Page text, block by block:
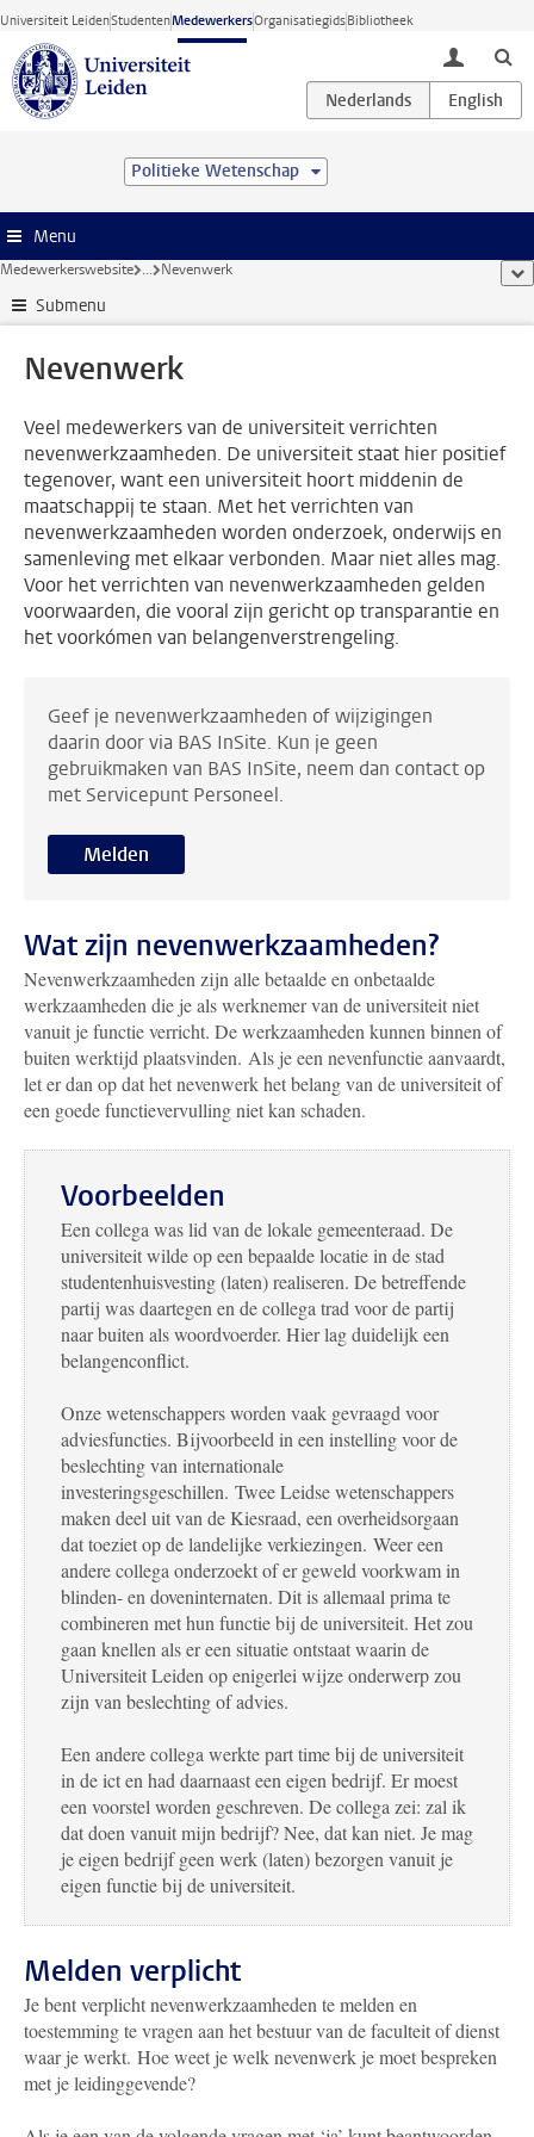
Ga direct naar de inhoud
Universiteit LeidenStudentenMedewerkersOrganisatiegidsBibliotheek
toggle
Politieke Wetenschap
Menu
Medewerkerswebsite ... Nevenwerk
Submenu
Nevenwerk
Veel medewerkers van de universiteit verrichten
nevenwerkzaamheden. De universiteit staat hier positief
tegenover, want een universiteit hoort middenin de
maatschappij te staan. Met het verrichten van
nevenwerkzaamheden worden onderzoek, onderwijs en
samenleving met elkaar verbonden. Maar niet alles mag.
Voor het verrichten van nevenwerkzaamheden gelden
voorwaarden, die vooral zijn gericht op transparantie en
het voorkómen van belangenverstrengeling.
Geef je nevenwerkzaamheden of wijzigingen
daarin door via BAS InSite. Kun je geen
gebruikmaken van BAS InSite, neem dan contact op
met Servicepunt Personeel.
Melden
Wat zijn nevenwerkzaamheden?
Nevenwerkzaamheden zijn alle betaalde en onbetaalde
werkzaamheden die je als werknemer van de universiteit niet
vanuit je functie verricht. De werkzaamheden kunnen binnen of
buiten werktijd plaatsvinden. Als je een nevenfunctie aanvaardt,
let er dan op dat het nevenwerk het belang van de universiteit of
een goede functievervulling niet kan schaden.
Voorbeelden
Een collega was lid van de lokale gemeenteraad. De
universiteit wilde op een bepaalde locatie in de stad
studentenhuisvesting (laten) realiseren. De betreffende
partij was daartegen en de collega trad voor de partij
naar buiten als woordvoerder. Hier lag duidelijk een
belangenconflict.
Onze wetenschappers worden vaak gevraagd voor
adviesfuncties. Bijvoorbeeld in een instelling voor de
beslechting van internationale
investeringsgeschillen. Twee Leidse wetenschappers
maken deel uit van de Kiesraad, een overheidsorgaan
dat toeziet op de landelijke verkiezingen. Weer een
andere collega onderzoekt of er geweld voorkwam in
blinden- en doveninternaten. Dit is allemaal prima te
combineren met hun functie bij de universiteit. Het zou
gaan knellen als er een situatie ontstaat waarin de
Universiteit Leiden op enigerlei wijze onderwerp zou
zijn van beslechting of advies.
Een andere collega werkte part time bij de universiteit
in de ict en had daarnaast een eigen bedrijf. Er moest
een voorstel worden geschreven. De collega zei: zal ik
dat doen vanuit mijn bedrijf? Nee, dat kan niet. Je mag
je eigen bedrijf geen werk (laten) bezorgen vanuit je
eigen functie bij de universiteit.
Melden verplicht
Je bent verplicht nevenwerkzaamheden te melden en
toestemming te vragen aan het bestuur van de faculteit of dienst
waar je werkt. Hoe weet je welk nevenwerk je moet bespreken
met je leidinggevende?